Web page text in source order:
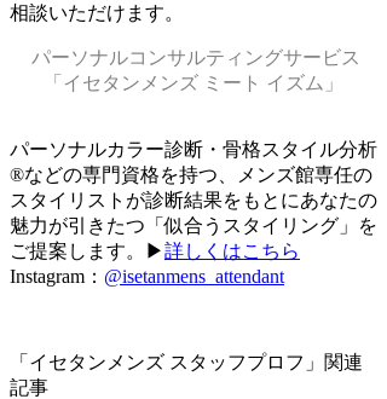
相談いただけます。
パーソナルコンサルティングサービス
「イセタンメンズ ミート イズム」
パーソナルカラー診断・骨格スタイル分析
®などの専門資格を持つ、メンズ館専任の
スタイリストが診断結果をもとにあなたの
魅力が引きたつ「似合うスタイリング」を
ご提案します。▶詳しくはこちら
Instagram： @isetanmens_attendant
「イセタンメンズ スタッフプロフ」関連
記事